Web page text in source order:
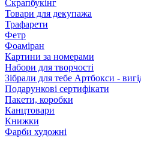
Скрапбукінг
Товари для декупажа
Трафарети
Фетр
Фоаміран
Картини за номерами
Набори для творчості
Зібрали для тебе Артбокси -
Подарункові сертифікати
Пакети, коробки
Канцтовари
Книжки
Фарби художні